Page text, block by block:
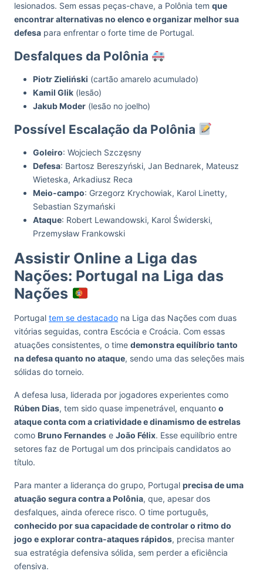
lesionados. Sem essas peças-chave, a Polônia tem que
encontrar alternativas no elenco e organizar melhor sua
defesa para enfrentar o forte time de Portugal.
Desfalques da Polônia
Piotr Zieliński (cartão amarelo acumulado)
Kamil Glik (lesão)
Jakub Moder (lesão no joelho)
Possível Escalação da Polônia
Goleiro: Wojciech Szczęsny
Defesa: Bartosz Bereszyński, Jan Bednarek, Mateusz
Wieteska, Arkadiusz Reca
Meio-campo: Grzegorz Krychowiak, Karol Linetty,
Sebastian Szymański
Ataque: Robert Lewandowski, Karol Świderski,
Przemysław Frankowski
Assistir Online a Liga das
Nações: Portugal na Liga das
Nações
Portugal tem se destacado na Liga das Nações com duas
vitórias seguidas, contra Escócia e Croácia. Com essas
atuações consistentes, o time demonstra equilíbrio tanto
na defesa quanto no ataque, sendo uma das seleções mais
sólidas do torneio.
A defesa lusa, liderada por jogadores experientes como
Rúben Dias, tem sido quase impenetrável, enquanto o
ataque conta com a criatividade e dinamismo de estrelas
como Bruno Fernandes e João Félix. Esse equilíbrio entre
setores faz de Portugal um dos principais candidatos ao
título.
Para manter a liderança do grupo, Portugal precisa de uma
atuação segura contra a Polônia, que, apesar dos
desfalques, ainda oferece risco. O time português,
conhecido por sua capacidade de controlar o ritmo do
jogo e explorar contra-ataques rápidos, precisa manter
sua estratégia defensiva sólida, sem perder a eficiência
ofensiva.